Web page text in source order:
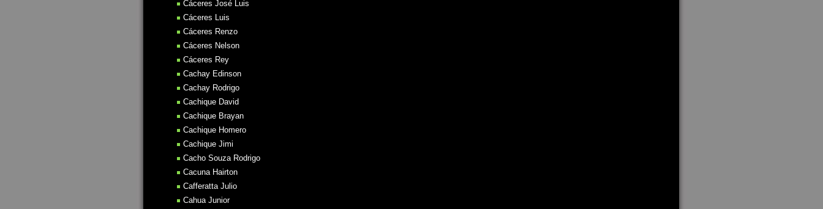
Cáceres José Luis
Cáceres Luis
Cáceres Renzo
Cáceres Nelson
Cáceres Rey
Cachay Edinson
Cachay Rodrigo
Cachique David
Cachique Brayan
Cachique Homero
Cachique Jimi
Cacho Souza Rodrigo
Cacuna Hairton
Cafferatta Julio
Cahua Junior